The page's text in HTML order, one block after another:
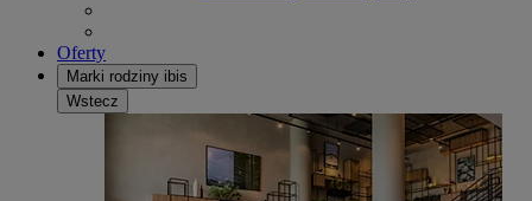
Oferty
Marki rodziny ibis
Wstecz